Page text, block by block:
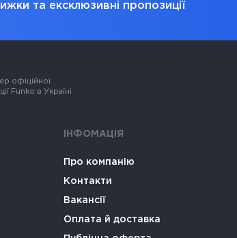
та ексклюзивні пропозиції
офіційної
Funko в Україні
ІНФОМАЦІЯ
Про компанію
Контакти
Вакансії
Оплата й доставка